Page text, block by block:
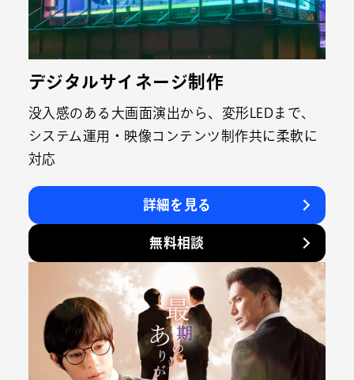
デジタルサイネージ制作
没入感のある大画面演出から、変形LEDまで、
システム運用・映像コンテンツ制作共に柔軟に
対応
詳細を見る
無料相談